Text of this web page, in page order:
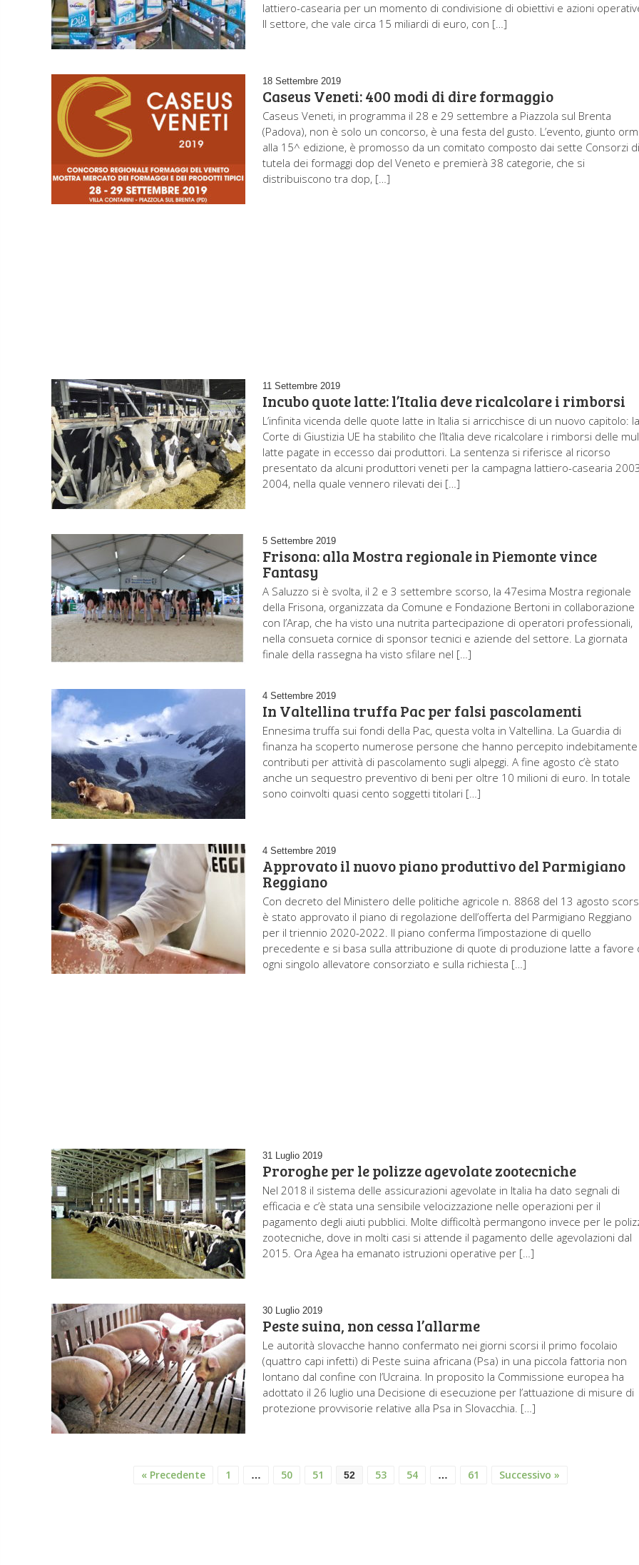
lattiero-casearia per un momento di condivisione di obiettivi e azioni
Il settore, che vale circa 15 miliardi di euro, con […]
18 Settembre 2019
Caseus Veneti: 400 modi di dire formaggio
Caseus Veneti, in programma il 28 e 29 settembre a Piazzola sul Brenta
(Padova), non è solo un concorso, è una festa del gusto. L’evento, giunto
alla 15^ edizione, è promosso da un comitato composto dai sette Consorzi
tutela dei formaggi dop del Veneto e premierà 38 categorie, che si
distribuiscono tra dop, […]
11 Settembre 2019
Incubo quote latte: l’Italia deve ricalcolare i rimborsi
L’infinita vicenda delle quote latte in Italia si arricchisce di un nuovo capitolo:
Corte di Giustizia UE ha stabilito che l’Italia deve ricalcolare i rimborsi delle
latte pagate in eccesso dai produttori. La sentenza si riferisce al ricorso
presentato da alcuni produttori veneti per la campagna lattiero-casearia
2004, nella quale vennero rilevati dei […]
5 Settembre 2019
Frisona: alla Mostra regionale in Piemonte vince
Fantasy
A Saluzzo si è svolta, il 2 e 3 settembre scorso, la 47esima Mostra regionale
della Frisona, organizzata da Comune e Fondazione Bertoni in collaborazione
con l’Arap, che ha visto una nutrita partecipazione di operatori professionali,
nella consueta cornice di sponsor tecnici e aziende del settore. La giornata
finale della rassegna ha visto sfilare nel […]
4 Settembre 2019
In Valtellina truffa Pac per falsi pascolamenti
Ennesima truffa sui fondi della Pac, questa volta in Valtellina. La Guardia di
finanza ha scoperto numerose persone che hanno percepito
contributi per attività di pascolamento sugli alpeggi. A fine agosto c’è stato
anche un sequestro preventivo di beni per oltre 10 milioni di euro. In totale
sono coinvolti quasi cento soggetti titolari […]
4 Settembre 2019
Approvato il nuovo piano produttivo del Parmigiano
Reggiano
Con decreto del Ministero delle politiche agricole n. 8868 del 13 agosto
è stato approvato il piano di regolazione dell’offerta del Parmigiano Reggiano
per il triennio 2020-2022. Il piano conferma l’impostazione di quello
precedente e si basa sulla attribuzione di quote di produzione latte a favore
ogni singolo allevatore consorziato e sulla richiesta […]
31 Luglio 2019
Proroghe per le polizze agevolate zootecniche
Nel 2018 il sistema delle assicurazioni agevolate in Italia ha dato segnali di
efficacia e c’è stata una sensibile velocizzazione nelle operazioni per il
pagamento degli aiuti pubblici. Molte difficoltà permangono invece per le
zootecniche, dove in molti casi si attende il pagamento delle agevolazioni dal
2015. Ora Agea ha emanato istruzioni operative per […]
30 Luglio 2019
Peste suina, non cessa l’allarme
Le autorità slovacche hanno confermato nei giorni scorsi il primo focolaio
(quattro capi infetti) di Peste suina africana (Psa) in una piccola fattoria non
lontano dal confine con l’Ucraina. In proposito la Commissione europea ha
adottato il 26 luglio una Decisione di esecuzione per l’attuazione di misure di
protezione provvisorie relative alla Psa in Slovacchia. […]
« Precedente 1 … 50 51 52 53 54 … 61 Successivo »